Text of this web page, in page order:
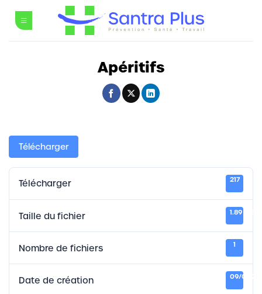
Apéritifs
Télécharger
Télécharger 217
Taille du fichier 1.89 MB
Nombre de fichiers 1
Date de création 09/01/